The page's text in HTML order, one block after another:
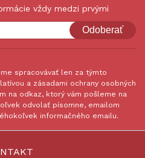
vždy medzi prvými
Odoberať
spracovávať len za týmto
a zásadami ochrany osobných
na odkaz, ktorý vám pošleme na
odvolať písomne, emailom
informačného emailu.